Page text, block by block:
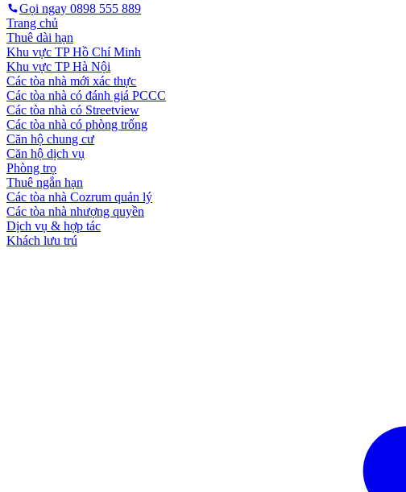
Gọi ngay 0898 555 889
Trang chủ
Thuê dài hạn
Khu vực TP Hồ Chí Minh
Khu vực TP Hà Nội
Các tòa nhà mới xác thực
Các tòa nhà có đánh giá PCCC
Các tòa nhà có Streetview
Các tòa nhà có phòng trống
Căn hộ chung cư
Căn hộ dịch vụ
Phòng trọ
Thuê ngắn hạn
Các tòa nhà Cozrum quản lý
Các tòa nhà nhượng quyền
Dịch vụ & hợp tác
Khách lưu trú